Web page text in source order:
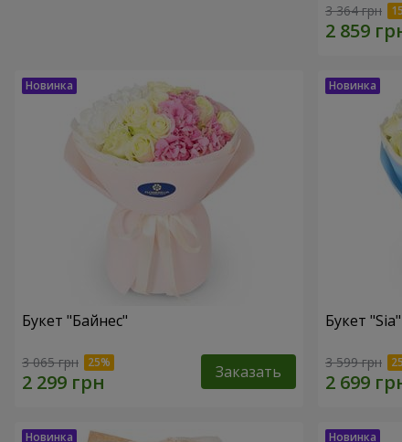
3 364 грн
Букет "Байнес"
3 065 грн Заказать
Букет "Sia"
3 599 грн